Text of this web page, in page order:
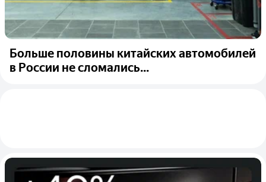
Больше половины китайских автомобилей
в России не сломались...